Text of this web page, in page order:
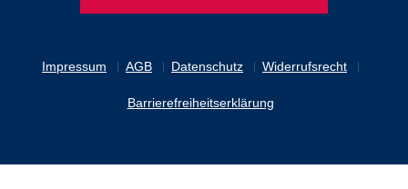
Impressum AGB Datenschutz Widerrufsrecht
Barrierefreiheitserklärung